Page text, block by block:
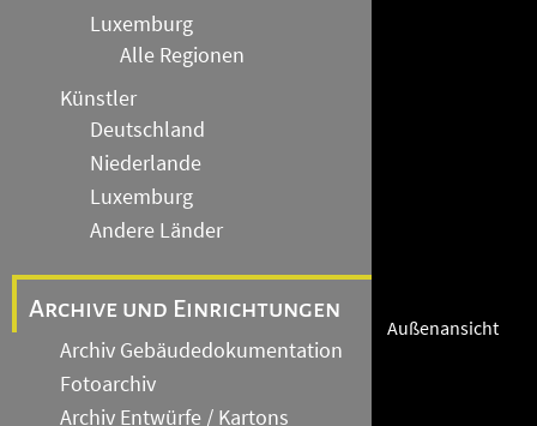
Luxemburg
Alle Regionen
Künstler
Deutschland
Niederlande
Luxemburg
Andere Länder
Archive und Einrichtungen
Archiv Gebäudedokumentation
Fotoarchiv
Archiv Entwürfe / Kartons
Außenansicht